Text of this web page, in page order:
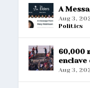
A
Aug 3,
Politics
60,000
enclave
Aug 3,